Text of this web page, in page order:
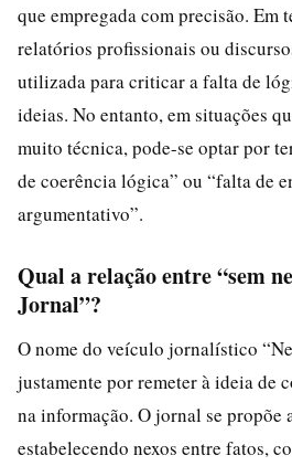
que empregada com precisão. Em
relatórios profissionais ou
utilizada para criticar a falta de
ideias. No entanto, em situações
muito técnica, pode-se optar por
de coerência lógica” ou “falta de
argumentativo”.
Qual a relação entre “sem
Jornal”?
O nome do veículo jornalístico
justamente por remeter à ideia de
na informação. O jornal se propõe
estabelecendo nexos entre fatos,